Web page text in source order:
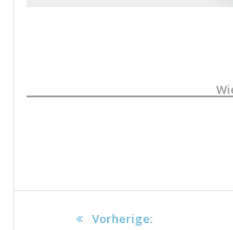
Beitragsnavigation
Vorherige: